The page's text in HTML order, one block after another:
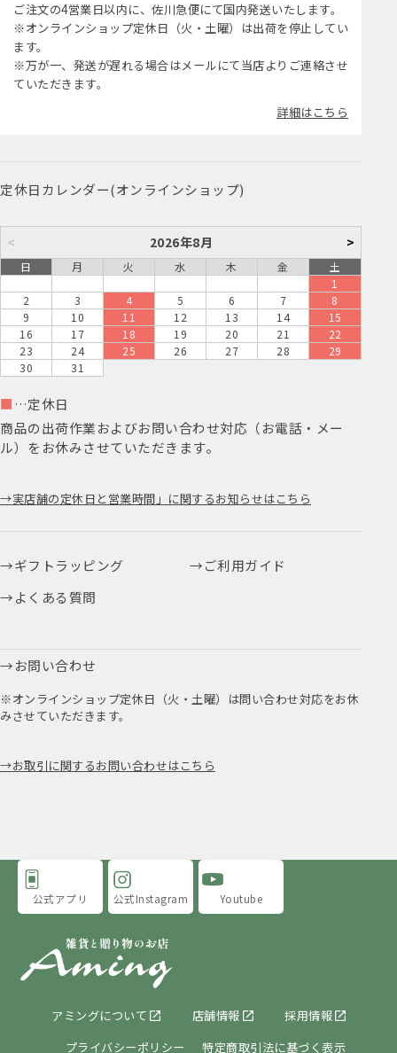
ご注文の4営業日以内に、佐川急便にて国内発送いたします。
※オンラインショップ定休日（火・土曜）は出荷を停止してい
ます。
※万が一、発送が遅れる場合はメールにて当店よりご連絡させ
ていただきます。
詳細はこちら
定休日カレンダー(オンラインショップ)
< 2026年8月 >
日 月 火 水 木 金
土
1
2
3 4 5 6 7
8
9
10 11 12 13 14
15
16
17 18 19 20 21
22
23
24 25 26 27 28
29
30
31
■ …定休日
商品の出荷作業およびお問い合わせ対応（お電話・メー
ル）をお休みさせていただきます。
実店舗の定休日と営業時間」に関するお知らせはこちら
ギフトラッピング
ご利用ガイド
よくある質問
お問い合わせ
※オンラインショップ定休日（火・土曜）は問い合わせ対応をお休
みさせていただきます。
お取引に関するお問い合わせはこちら
アミングについて 店舗情報
採用情報
プライバシーポリシー
特定商取引法に基づく表示
公式アプリ 公式Instagram Youtube